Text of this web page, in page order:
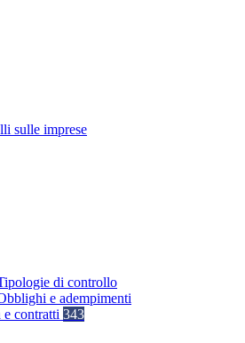
sulle imprese
di controllo
e adempimenti
contratti 343